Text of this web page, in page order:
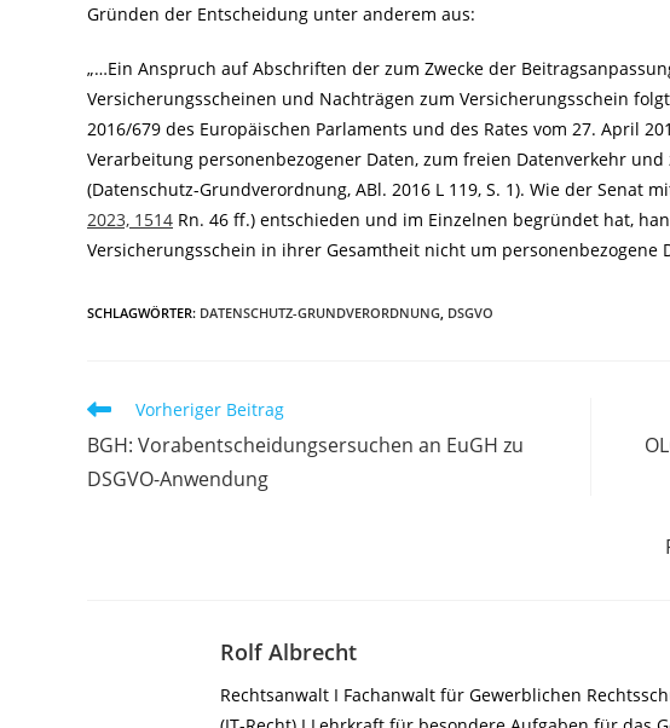
Gründen der Entscheidung unter anderem aus:
„…Ein Anspruch auf Abschriften der zum Zwecke der
Versicherungsscheinen und Nachträgen zum Versicherungsschein
2016/679 des Europäischen Parlaments und des Rates vom 27. April
Verarbeitung personenbezogener Daten, zum freien Datenverkehr
(Datenschutz-Grundverordnung, ABl. 2016 L 119, S. 1). Wie der Senat
2023, 1514 Rn. 46 ff.) entschieden und im Einzelnen begründet hat,
Versicherungsschein in ihrer Gesamtheit nicht um personenbezogene
SCHLAGWÖRTER: DATENSCHUTZ-GRUNDVERORDNUNG DSGVO
Weitere
ansehen
Vorheriger Beitrag
BGH: Vorabentscheidungsersuchen an EuGH zu
DSGVO-Anwendung
Rolf Albrecht
Rechtsanwalt I Fachanwalt für Gewerblichen